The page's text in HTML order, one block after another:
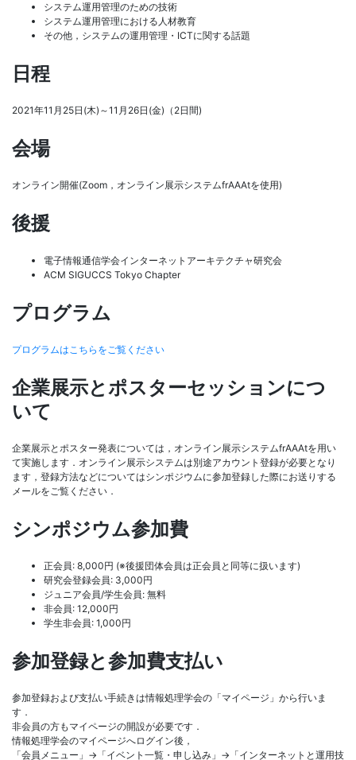
システム運用管理のための技術
システム運用管理における人材教育
その他，システムの運用管理・ICTに関する話題
日程
2021年11月25日(木)～11月26日(金)（2日間)
会場
オンライン開催(Zoom，オンライン展示システムfrAAAtを使用)
後援
電子情報通信学会インターネットアーキテクチャ研究会
ACM SIGUCCS Tokyo Chapter
プログラム
プログラムはこちらをご覧ください
企業展示とポスターセッションにつ
いて
企業展示とポスター発表については，オンライン展示システムfrAAAtを用い
て実施します．オンライン展示システムは別途アカウント登録が必要となり
ます，登録方法などについてはシンポジウムに参加登録した際にお送りする
メールをご覧ください．
シンポジウム参加費
正会員: 8,000円 (※後援団体会員は正会員と同等に扱います)
研究会登録会員: 3,000円
ジュニア会員/学生会員: 無料
非会員: 12,000円
学生非会員: 1,000円
参加登録と参加費支払い
参加登録および支払い手続きは情報処理学会の「マイページ」から行いま
す．
非会員の方もマイページの開設が必要です．
情報処理学会のマイページへログイン後，
「会員メニュー」→「イベント一覧・申し込み」→「インターネットと運用技